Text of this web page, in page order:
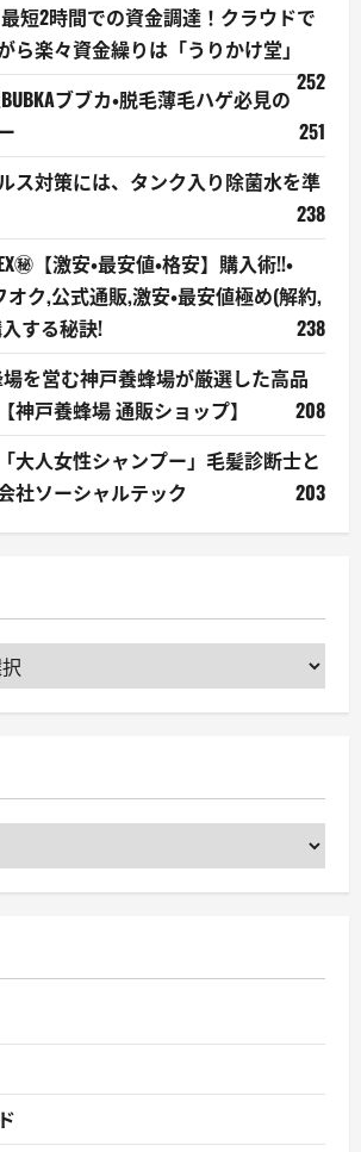
短2時間での資金調達！クラウドで
ら楽々資金繰りは「うりかけ堂」
252
ブブカ・脱毛薄毛ハゲ必見の
251
ス対策には、タンク入り除菌水を準
238
【激安・最安値・格安】購入術!!・
オク,公式通販,激安・最安値極め(解約,
する秘訣!
238
場を営む神戸養蜂場が厳選した高品
神戸養蜂場 通販ショップ】
208
大人女性シャンプー」毛髪診断士と
社ソーシャルテック
203